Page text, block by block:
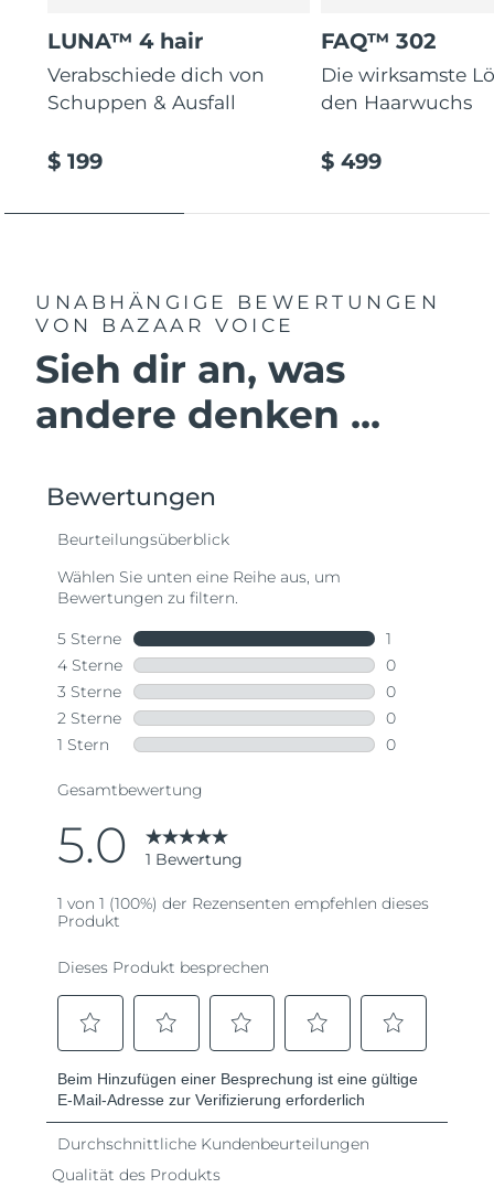
LUNA™ 4 hair
Verabschiede dich von
Schuppen & Ausfall
$ 199
FAQ™ 302
Die wirksamste
den Haarwuchs
$ 499
UNABHÄNGIGE BEWERTUNGEN
VON BAZAAR VOICE
Sieh dir an, was
andere denken ...